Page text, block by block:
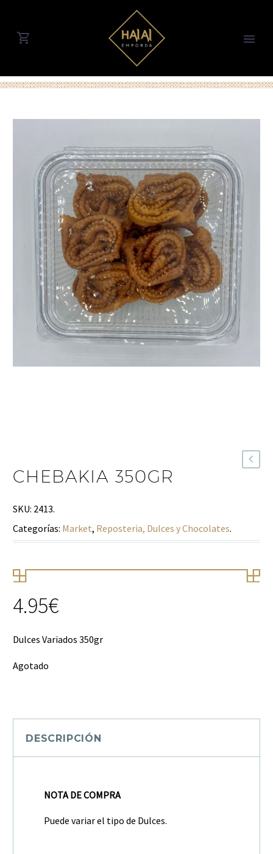
CHEBAKIA 350GR
SKU: 2413.
Categorías: Market, Reposteria, Dulces y Chocolates.
4.95€
Dulces Variados 350gr
Agotado
DESCRIPCIÓN
NOTA DE COMPRA
Puede variar el tipo de Dulces.